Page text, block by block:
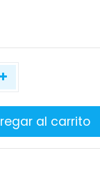
al carrito